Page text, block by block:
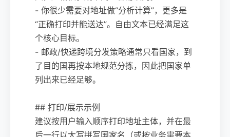
- 你很少需要对地址做“分析计算”，更多是
“正确打印并能送达”。自由文本已经满足这
个核心目标。
- 邮政/快递跨境分发策略通常只看国家，到
了目的国再按本地规范分拣，因此把国家单
列出来已经足够。
## 打印/展示示例
建议按用户输入顺序打印地址主体，并在最
后一行以大写拼写国家名（或按业务需要本